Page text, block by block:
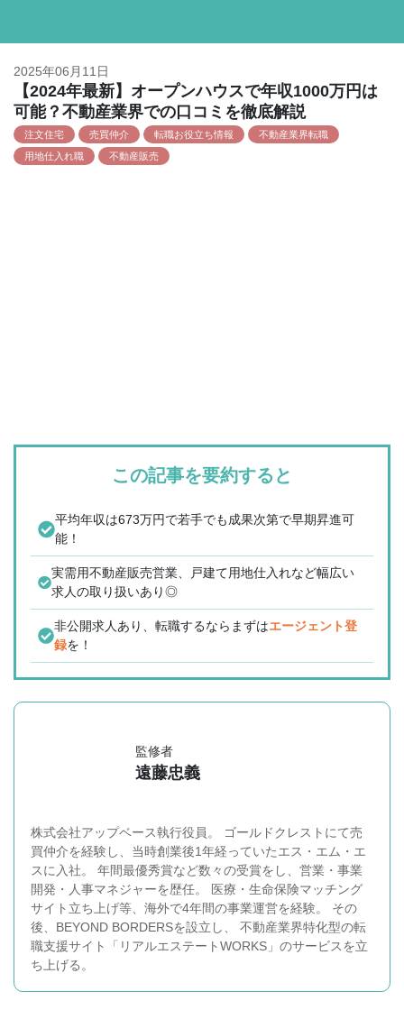
2025年06月11日
【2024年最新】オープンハウスで年収1000万円は
可能？不動産業界での口コミを徹底解説
注文住宅 売買仲介 転職お役立ち情報
不動産業界転職
用地仕入れ職
不動産販売
この記事を要約すると
平均年収は673万円で若手でも成果次第で早期昇進可
能！
実需用不動産販売営業、戸建て用地仕入れなど幅広い
求人の取り扱いあり◎
非公開求人あり、転職するならまずはエージェント登
録を！
監修者
遠藤忠義
株式会社アップベース執行役員。 ゴールドクレストにて売
買仲介を経験し、当時創業後1年経っていたエス・エム・エ
スに入社。 年間最優秀賞など数々の受賞をし、営業・事業
開発・人事マネジャーを歴任。 医療・生命保険マッチング
サイト立ち上げ等、海外で4年間の事業運営を経験。 その
後、BEYOND BORDERSを設立し、 不動産業界特化型の転
職支援サイト「リアルエステートWORKS」のサービスを立
ち上げる。